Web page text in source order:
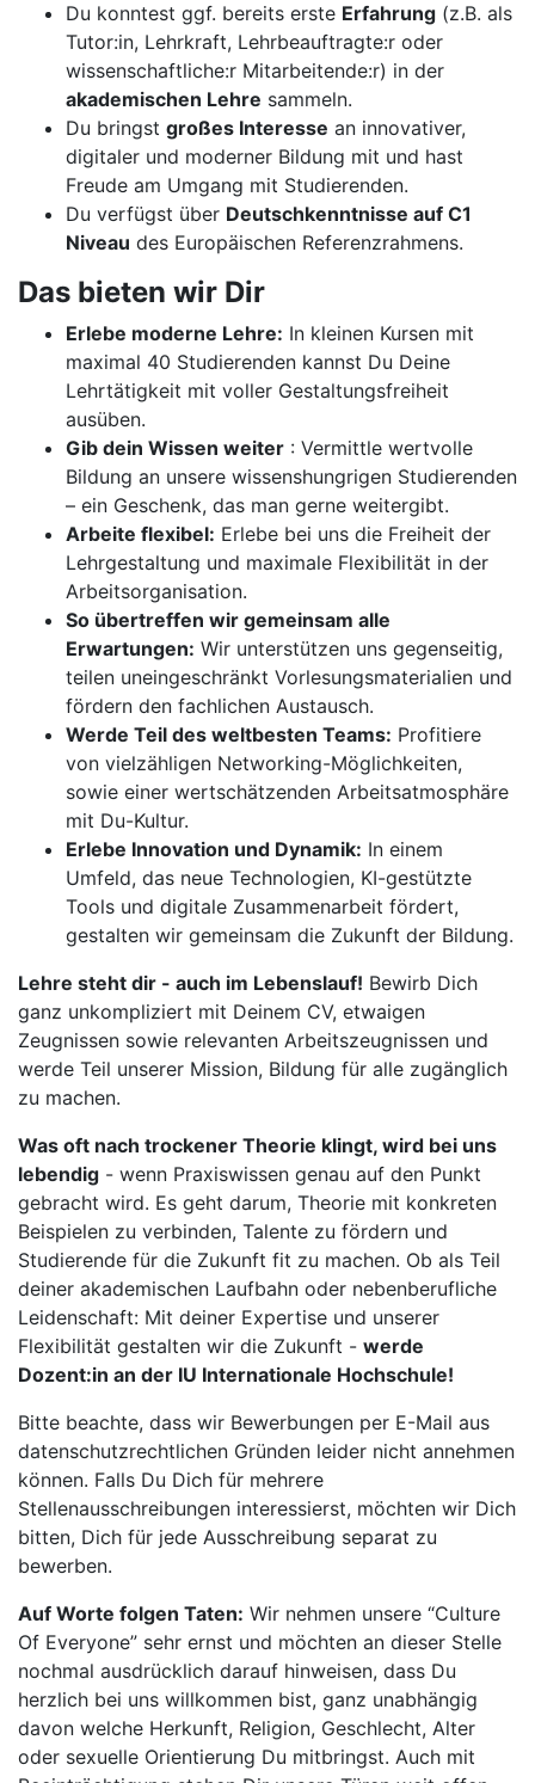
Du konntest ggf. bereits erste Erfahrung (z.B. als
Tutor:in, Lehrkraft, Lehrbeauftragte:r oder
wissenschaftliche:r Mitarbeitende:r) in der
akademischen Lehre sammeln.
Du bringst großes Interesse an innovativer,
digitaler und moderner Bildung mit und hast
Freude am Umgang mit Studierenden.
Du verfügst über Deutschkenntnisse auf C1
Niveau des Europäischen Referenzrahmens.
Das bieten wir Dir
Erlebe moderne Lehre: In kleinen Kursen mit
maximal 40 Studierenden kannst Du Deine
Lehrtätigkeit mit voller Gestaltungsfreiheit
ausüben.
Gib dein Wissen weiter : Vermittle wertvolle
Bildung an unsere wissenshungrigen Studierenden
– ein Geschenk, das man gerne weitergibt.
Arbeite flexibel: Erlebe bei uns die Freiheit der
Lehrgestaltung und maximale Flexibilität in der
Arbeitsorganisation.
So übertreffen wir gemeinsam alle
Erwartungen: Wir unterstützen uns gegenseitig,
teilen uneingeschränkt Vorlesungsmaterialien und
fördern den fachlichen Austausch.
Werde Teil des weltbesten Teams: Profitiere
von vielzähligen Networking-Möglichkeiten,
sowie einer wertschätzenden Arbeitsatmosphäre
mit Du-Kultur.
Erlebe Innovation und Dynamik: In einem
Umfeld, das neue Technologien, KI-gestützte
Tools und digitale Zusammenarbeit fördert,
gestalten wir gemeinsam die Zukunft der Bildung.
Lehre steht dir - auch im Lebenslauf! Bewirb Dich
ganz unkompliziert mit Deinem CV, etwaigen
Zeugnissen sowie relevanten Arbeitszeugnissen und
werde Teil unserer Mission, Bildung für alle zugänglich
zu machen.
Was oft nach trockener Theorie klingt, wird bei uns
lebendig - wenn Praxiswissen genau auf den Punkt
gebracht wird. Es geht darum, Theorie mit konkreten
Beispielen zu verbinden, Talente zu fördern und
Studierende für die Zukunft fit zu machen. Ob als Teil
deiner akademischen Laufbahn oder nebenberufliche
Leidenschaft: Mit deiner Expertise und unserer
Flexibilität gestalten wir die Zukunft - werde
Dozent:in an der IU Internationale Hochschule!
Bitte beachte, dass wir Bewerbungen per E-Mail aus
datenschutzrechtlichen Gründen leider nicht annehmen
können. Falls Du Dich für mehrere
Stellenausschreibungen interessierst, möchten wir Dich
bitten, Dich für jede Ausschreibung separat zu
bewerben.
Auf Worte folgen Taten: Wir nehmen unsere “Culture
Of Everyone” sehr ernst und möchten an dieser Stelle
nochmal ausdrücklich darauf hinweisen, dass Du
herzlich bei uns willkommen bist, ganz unabhängig
davon welche Herkunft, Religion, Geschlecht, Alter
oder sexuelle Orientierung Du mitbringst. Auch mit